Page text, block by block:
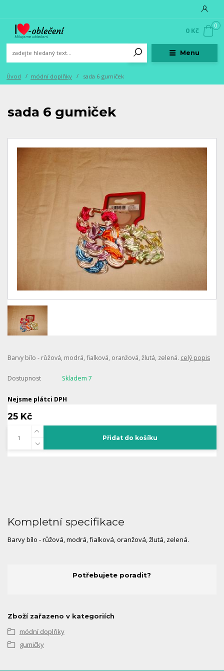
Menu
0
0 Kč
Úvod módní doplňky sada 6 gumiček
sada 6 gumiček
Barvy bílo - růžová, modrá, fialková, oranžová, žlutá, zelená. celý popis
Dostupnost Skladem 7
Nejsme plátci DPH
25 Kč
Přidat do košíku
Kompletní specifikace
Barvy bílo - růžová, modrá, fialková, oranžová, žlutá, zelená.
Potřebujete poradit?
Zboží zařazeno v kategoriích
módní doplňky
gumičky